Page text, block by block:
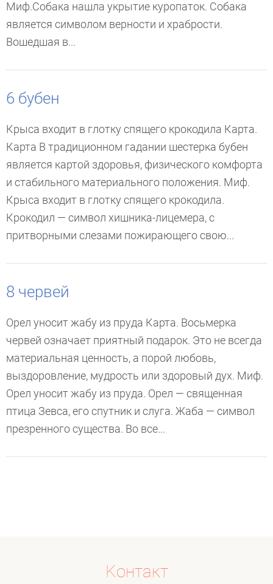
Миф.Собака нашла укрытие куропаток. Собака
является символом верности и храбрости.
Вошедшая в...
6 бубен
Крыса входит в глотку спящего крокодила Карта.
Карта В традиционном гадании шестерка бубен
является картой здоровья, физического комфорта
и стабильного материального положения. Миф.
Крыса входит в глотку спящего крокодила.
Крокодил — символ хишника-лицемера, с
притворными слезами пожирающего свою...
8 червей
Орел уносит жабу из пруда Карта. Восьмерка
червей означает приятный подарок. Это не всегда
материальная ценность, а порой любовь,
выздоровление, мудрость или здоровый дух. Миф.
Орел уносит жабу из пруда. Орел — священная
птица Зевса, его спутник и слуга. Жаба — символ
презренного существа. Во все...
Koнтакт